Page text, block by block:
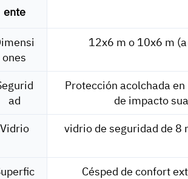
ente
ones
12x6 m o 10x6 m
ad
Protección acolchada
de impacto
Vidrio
vidrio de seguridad de 8
Césped de confort